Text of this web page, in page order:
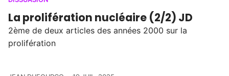
La prolifération nucléaire (2/2) JD
2ème de deux articles des années 2000 sur la
prolifération